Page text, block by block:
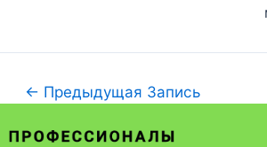
← Предыдущая Запись